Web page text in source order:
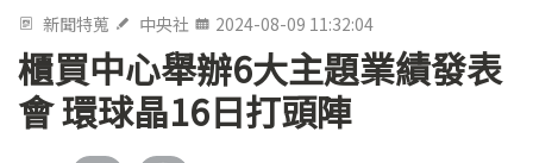
新聞特蒐 中央社 2024-08-09 11:32:04
櫃買中心舉辦6大主題業績發表
會 環球晶16日打頭陣